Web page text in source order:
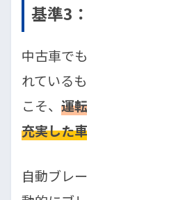
基準3：安全性で選ぶ
中古車でも、最近の車には
れているものが増えていま
こそ、 運転をサポートして
充実した車
自動ブレーキは、前方の障